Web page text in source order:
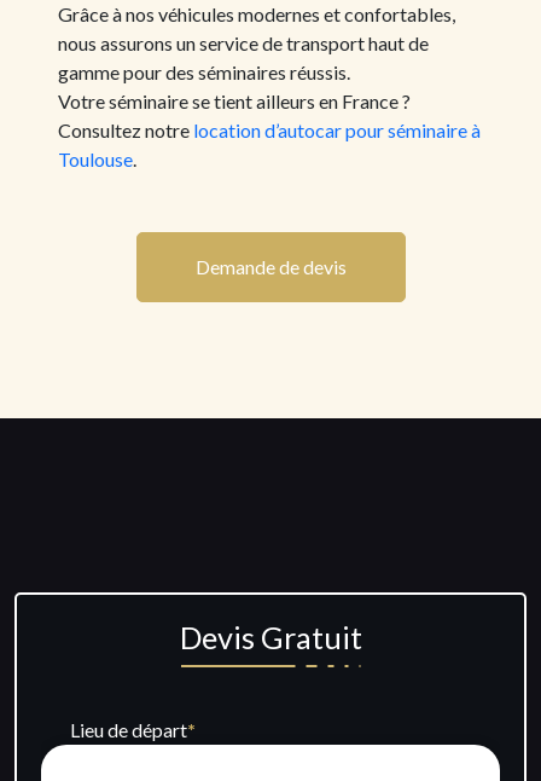
Grâce à nos véhicules modernes et confortables,
nous assurons un service de transport haut de
gamme pour des séminaires réussis.
Votre séminaire se tient ailleurs en France ?
Consultez notre location d’autocar pour séminaire à
Toulouse.
Demande de devis
Devis Gratuit
Lieu de départ*